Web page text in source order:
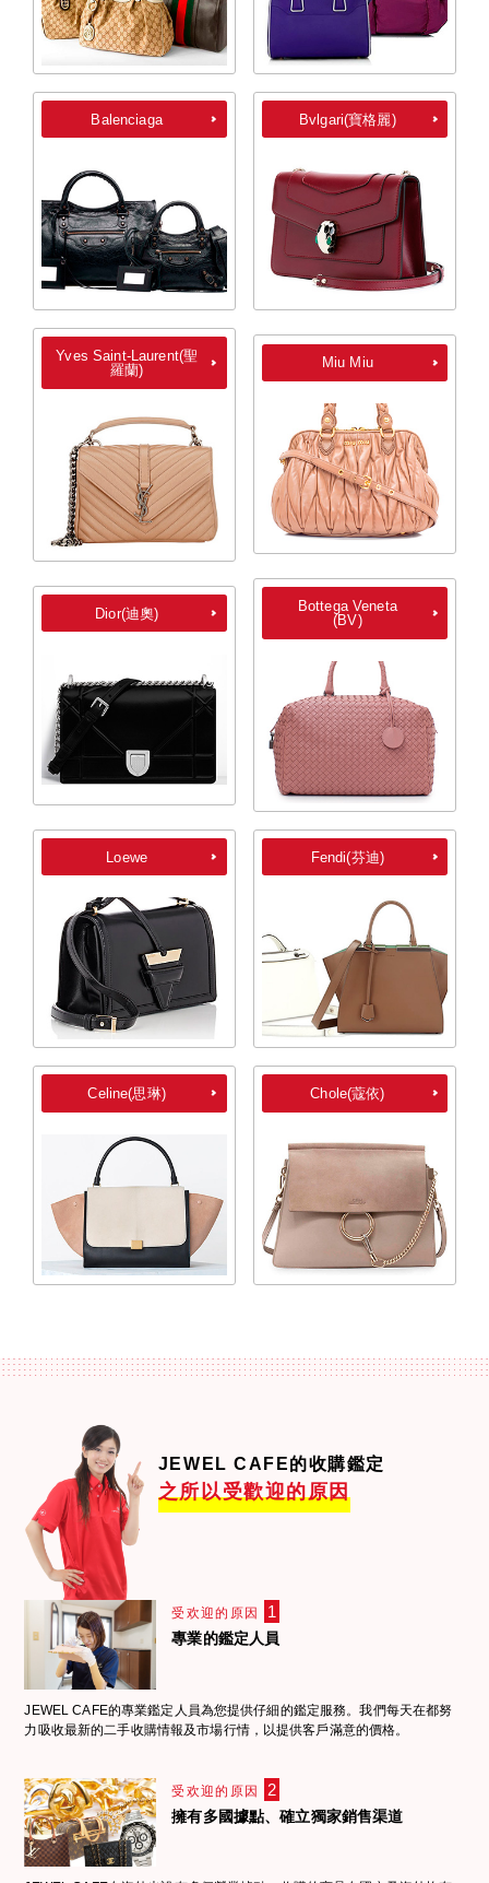
Balenciaga Bvlgari(寶格麗)
Yves Saint-Laurent(聖
羅蘭)
Miu Miu
Dior(迪奧)
Bottega Veneta
(BV)
Loewe Fendi(芬迪)
Celine(思琳) Chole(蔻依)
JEWEL CAFE的收購鑑定
之所以受歡迎的原因
受欢迎的原因 1
專業的鑑定人員
JEWEL CAFE的專業鑑定人員為您提供仔細的鑑定服務。我們每天在都努
力吸收最新的二手收購情報及市場行情，以提供客戶滿意的價格。
受欢迎的原因 2
擁有多國據點、確立獨家銷售渠道